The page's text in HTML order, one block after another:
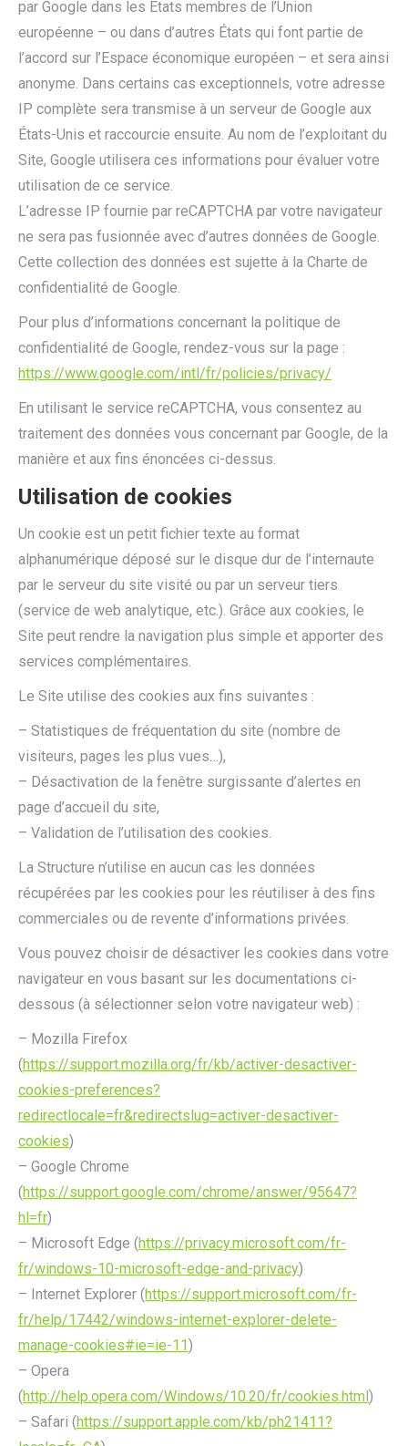
par Google dans les États membres de l’Union
européenne – ou dans d’autres États qui font partie de
l’accord sur l’Espace économique européen – et sera ainsi
anonyme. Dans certains cas exceptionnels, votre adresse
IP complète sera transmise à un serveur de Google aux
États-Unis et raccourcie ensuite. Au nom de l’exploitant du
Site, Google utilisera ces informations pour évaluer votre
utilisation de ce service.
L’adresse IP fournie par reCAPTCHA par votre navigateur
ne sera pas fusionnée avec d’autres données de Google.
Cette collection des données est sujette à la Charte de
confidentialité de Google.
Pour plus d’informations concernant la politique de
confidentialité de Google, rendez-vous sur la page :
https://www.google.com/intl/fr/policies/privacy/
En utilisant le service reCAPTCHA, vous consentez au
traitement des données vous concernant par Google, de la
manière et aux fins énoncées ci-dessus.
Utilisation de cookies
Un cookie est un petit fichier texte au format
alphanumérique déposé sur le disque dur de l’internaute
par le serveur du site visité ou par un serveur tiers
(service de web analytique, etc.). Grâce aux cookies, le
Site peut rendre la navigation plus simple et apporter des
services complémentaires.
Le Site utilise des cookies aux fins suivantes :
– Statistiques de fréquentation du site (nombre de
visiteurs, pages les plus vues…),
– Désactivation de la fenêtre surgissante d’alertes en
page d’accueil du site,
– Validation de l’utilisation des cookies.
La Structure n’utilise en aucun cas les données
récupérées par les cookies pour les réutiliser à des fins
commerciales ou de revente d’informations privées.
Vous pouvez choisir de désactiver les cookies dans votre
navigateur en vous basant sur les documentations ci-
dessous (à sélectionner selon votre navigateur web) :
– Mozilla Firefox
(https://support.mozilla.org/fr/kb/activer-desactiver-
cookies-preferences?
redirectlocale=fr&redirectslug=activer-desactiver-
cookies)
– Google Chrome
(https://support.google.com/chrome/answer/95647?
hl=fr)
– Microsoft Edge (https://privacy.microsoft.com/fr-
fr/windows-10-microsoft-edge-and-privacy)
– Internet Explorer (https://support.microsoft.com/fr-
fr/help/17442/windows-internet-explorer-delete-
manage-cookies#ie=ie-11)
– Opera
(http://help.opera.com/Windows/10.20/fr/cookies.html)
– Safari (https://support.apple.com/kb/ph21411?